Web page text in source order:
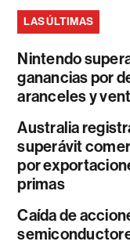
LAS ÚLTIMAS
Nintendo
ganancias por
aranceles y
Australia
superávit
por
primas
Caída de